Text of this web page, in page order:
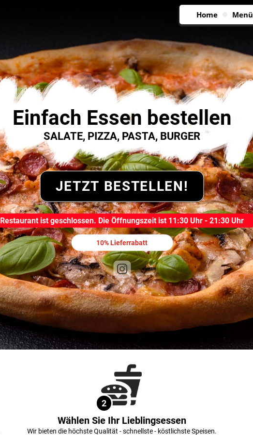
Home Menü
Einfach Essen bestellen
SALATE, PIZZA, PASTA, BURGER
JETZT BESTELLEN!
Restaurant ist geschlossen. Die Öffnungszeit ist 11:30 Uhr - 21:30 Uhr
10% Lieferrabatt
2
Wählen Sie Ihr Lieblingsessen
Wir bieten die höchste Qualität - schnellste - köstlichste Speisen.